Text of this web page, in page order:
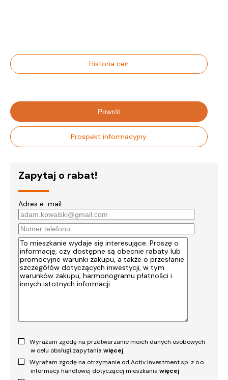
Historia cen
Powrót
Prospekt informacyjny
Zapytaj o rabat!
Adres e-mail
Wyrażam zgodę na przetwarzanie moich danych osobowych
w celu obsługi zapytaniawięcej
Wyrażam zgodę na otrzymanie od Activ Investment sp. z o.o.
informacji handlowej dotyczącej mieszkaniawięcej